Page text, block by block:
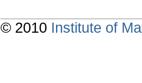
© 2010 Institute of